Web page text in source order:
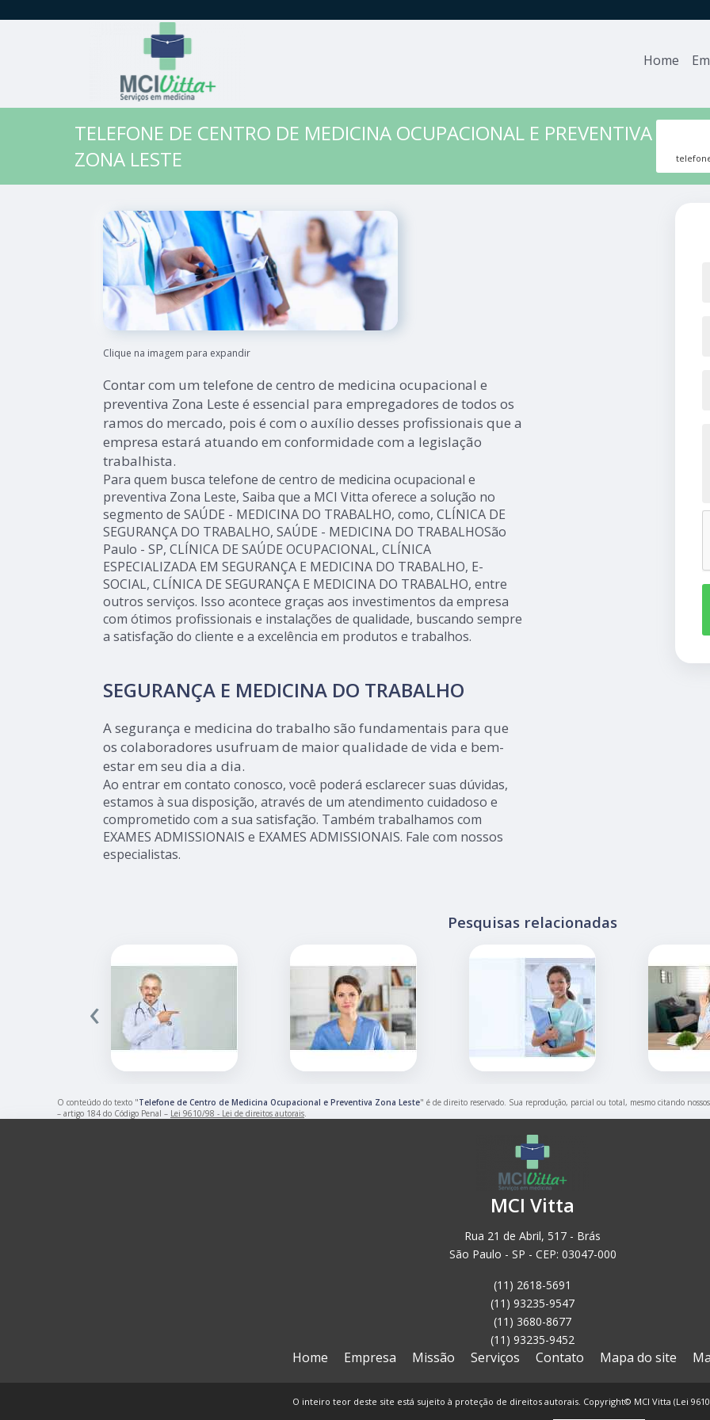
Home
TELEFONE DE CENTRO DE MEDICINA OCUPACIONAL E PREVENTIVA
ZONA LESTE
Clique na imagem para expandir
Contar com um telefone de centro de medicina ocupacional e
preventiva Zona Leste é essencial para empregadores de todos os
ramos do mercado, pois é com o auxílio desses profissionais que a
empresa estará atuando em conformidade com a legislação
trabalhista.
Para quem busca telefone de centro de medicina ocupacional e
preventiva Zona Leste, Saiba que a MCI Vitta oferece a solução no
segmento de SAÚDE - MEDICINA DO TRABALHO, como, CLÍNICA DE
SEGURANÇA DO TRABALHO, SAÚDE - MEDICINA DO TRABALHOSão
Paulo - SP, CLÍNICA DE SAÚDE OCUPACIONAL, CLÍNICA
ESPECIALIZADA EM SEGURANÇA E MEDICINA DO TRABALHO, E-
SOCIAL, CLÍNICA DE SEGURANÇA E MEDICINA DO TRABALHO, entre
outros serviços. Isso acontece graças aos investimentos da empresa
com ótimos profissionais e instalações de qualidade, buscando sempre
a satisfação do cliente e a excelência em produtos e trabalhos.
SEGURANÇA E MEDICINA DO TRABALHO
A segurança e medicina do trabalho são fundamentais para que
os colaboradores usufruam de maior qualidade de vida e bem-
estar em seu dia a dia.
Ao entrar em contato conosco, você poderá esclarecer suas dúvidas,
estamos à sua disposição, através de um atendimento cuidadoso e
comprometido com a sua satisfação. Também trabalhamos com
EXAMES ADMISSIONAIS e EXAMES ADMISSIONAIS. Fale com nossos
especialistas.
Pesquisas relacionadas
‹
O conteúdo do texto "Telefone de Centro de Medicina Ocupacional e Preventiva Zona Leste" é de direito reservado. Sua reprodução, parcial ou total, mesmo citando
– artigo 184 do Código Penal – Lei 9610/98 - Lei de direitos autorais
MCI Vitta
Rua 21 de Abril, 517 - Brás
São Paulo - SP - CEP: 03047-000
(11) 2618-5691
(11) 93235-9547
(11) 3680-8677
(11) 93235-9452
Home Empresa Missão Serviços Contato Mapa do site
O inteiro teor deste site está sujeito à proteção de direitos autorais. Copyright© MCI Vitta (Lei 9610